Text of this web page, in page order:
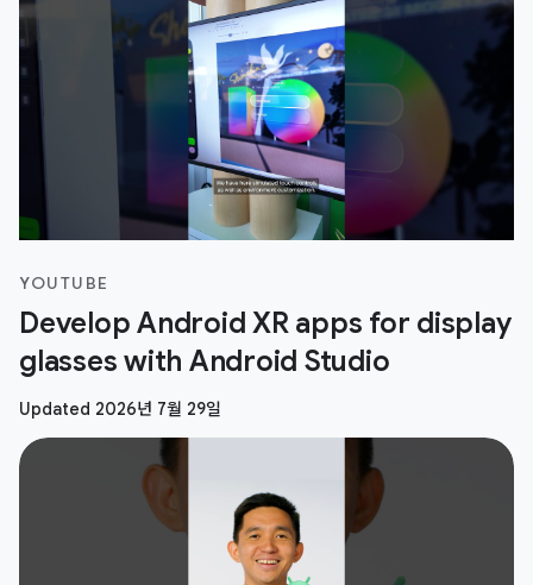
YOUTUBE
Develop Android XR apps for display
glasses with Android Studio
Updated 2026년 7월 29일